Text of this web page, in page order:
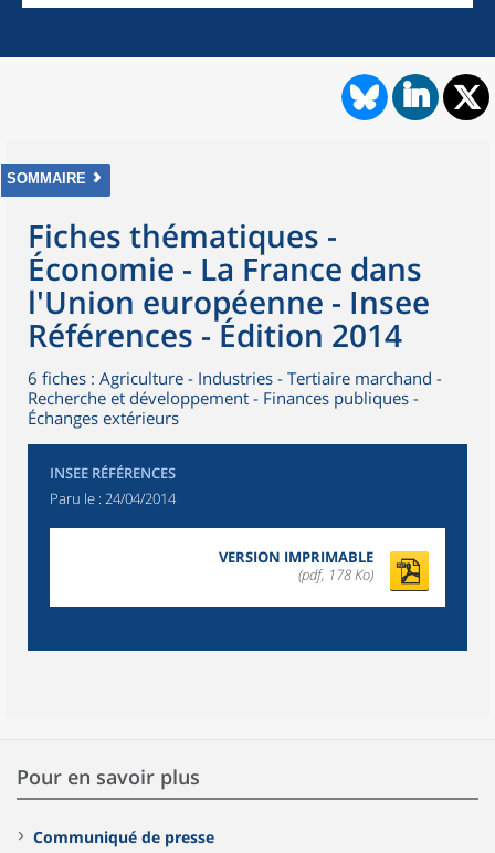
SOMMAIRE
Fiches thématiques -
Économie - La France dans
l'Union européenne - Insee
Références - Édition 2014
6 fiches : Agriculture - Industries - Tertiaire marchand -
Recherche et développement - Finances publiques -
Échanges extérieurs
INSEE RÉFÉRENCES
Paru le : 24/04/2014
VERSION IMPRIMABLE
(pdf, 178 Ko)
Pour en savoir plus
Communiqué de presse